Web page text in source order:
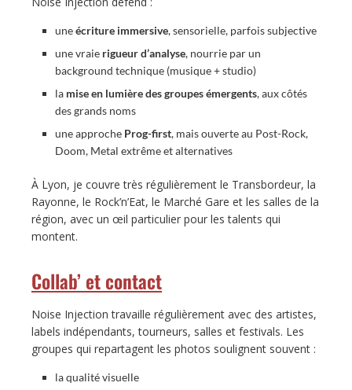
uneécriture immersive, sensorielle, parfois subjective
une vraie rigueur d’analyse, nourrie par un
background technique (musique + studio)
la mise en lumière des groupes émergents, aux côtés
des grands noms
une approche Prog-first, mais ouverte au Post-Rock,
Doom, Metal extrême et alternatives
À Lyon, je couvre très régulièrement le Transbordeur, la
Rayonne, le Rock’n’Eat, le Marché Gare et les salles de la
région, avec un œil particulier pour les talents qui
montent.
Collab’ et contact
Noise Injection travaille régulièrement avec des artistes,
labels indépendants, tourneurs, salles et festivals. Les
groupes qui repartagent les photos soulignent souvent :
la qualité visuelle